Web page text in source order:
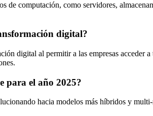
de computación, como servidores,
digital?
digital al permitir a las empresas acceder
para el año 2025?
hacia modelos más híbridos y